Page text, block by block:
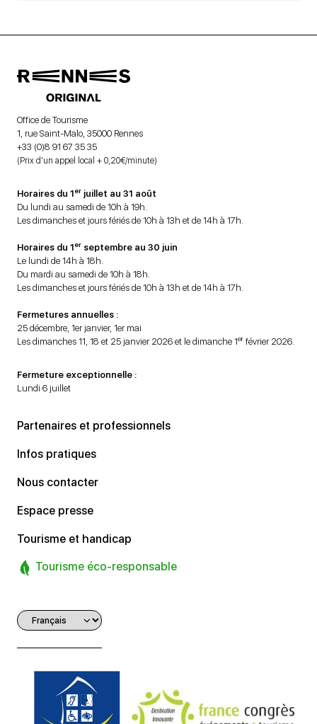
Office de Tourisme
1, rue Saint-Malo, 35000 Rennes
+33 (0)8 91 67 35 35
(Prix d’un appel local + 0,20€/minute)
Horaires du 1er juillet au 31 août
Du lundi au samedi de 10h à 19h.
Les dimanches et jours fériés de 10h à 13h et de 14h à 17h.
Horaires du 1er septembre au 30 juin
Le lundi de 14h à 18h.
Du mardi au samedi de 10h à 18h.
Les dimanches et jours fériés de 10h à 13h et de 14h à 17h.
Fermetures annuelles :
25 décembre, 1er janvier, 1er mai
Les dimanches 11, 18 et 25 janvier 2026 et le dimanche 1er février 2026.
Fermeture exceptionnelle :
Lundi 6 juillet
Partenaires et professionnels
Infos pratiques
Nous contacter
Espace presse
Tourisme et handicap
Tourisme éco-responsable